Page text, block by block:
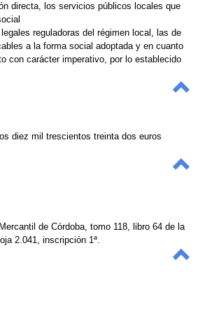
directa, los servicios públicos locales que
reguladoras del régimen local, las de
a la forma social adoptada y en cuanto
con carácter imperativo, por lo establecido
diez mil trescientos treinta dos euros
de Córdoba, tomo 118, libro 64 de la
2.041, inscripción 1ª.